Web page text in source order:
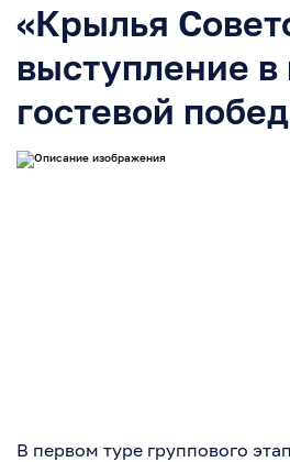
«Крылья
выступление в
гостевой
В первом туре группового